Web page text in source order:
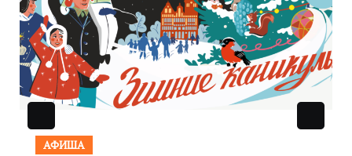
АФИША